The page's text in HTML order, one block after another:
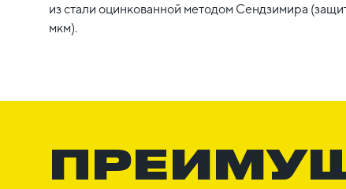
из стали оцинкованной методом Сендзимира
мкм).